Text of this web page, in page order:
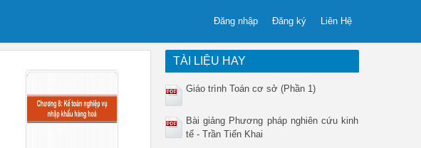
Liên Hệ
Đăng ký
Đăng nhập
TÀI LIỆU HAY
Giáo trình Toán cơ sở (Phần 1)
Bài giảng Phương pháp nghiên cứu kinh
tế - Trần Tiến Khai